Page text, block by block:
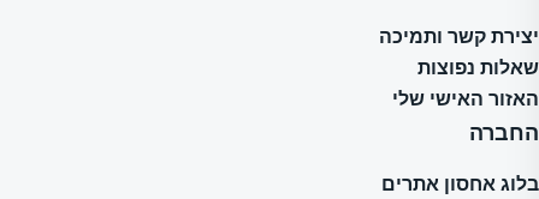
יצירת קשר ותמיכה
שאלות נפוצות
האזור האישי שלי
החברה
בלוג אחסון אתרים